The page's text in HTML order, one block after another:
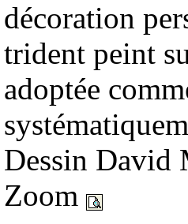
décoration
trident peint
adoptée
Dessin David
Zoom